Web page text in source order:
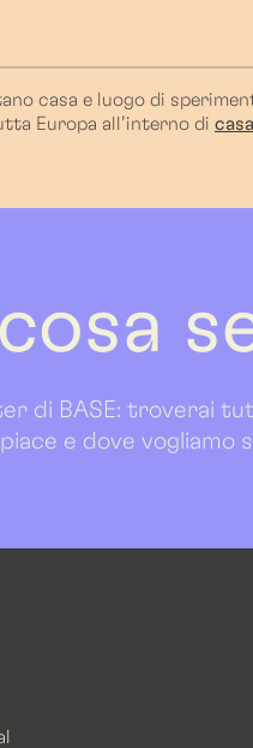
casa e luogo di
Europa all’interno di
di BASE: troverai
e dove vogliamo